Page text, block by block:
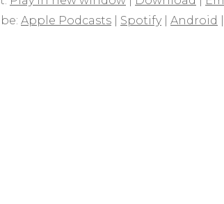
Apple Podcasts Spotify| Android